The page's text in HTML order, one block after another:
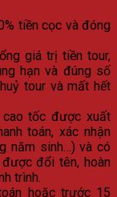
tiền cọc và đóng
giá trị tiền tour,
hạn và đúng số
tour và mất hết
tốc được xuất
toán, xác nhận
năm sinh…) và có
đổi tên, hoàn
trình.
hoặc trước 15